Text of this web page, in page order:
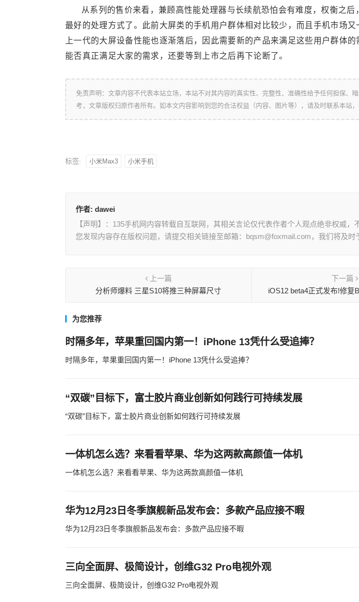
从系列的售价来看，兼顾高性能处理器与长续航恐怕会有难度，权衡之后
最好的处理方式了。此前大屏类的手机用户群体相对比较少，而且手机市场又
上一代的大屏设备性能也逐渐落后，因此需要新的产品来满足这些用户群体
能否真正满足大家的需求，还要等到上市之后再下论断了。
免责声明：文章内容不代表本站立场，本站不对其内容的真实性、完整性、准确性给予任何担保、
考，文章版权归原作者所有。如本文内容影响到您的合法权益（内容、图片等），请及时联系本站，
标签: 小米Max3 小米手机
作者: dawei
【声明】：135手机网内容转载自互联网，其相关言论仅代表作者个人观点绝非权威，
您发现内容存在版权问题，请提交相关链接至邮箱：bqsm@foxmail.com，我们将及时
上一篇
分析师爆料 三星S10将推三种屏幕尺寸
下一篇
iOS12 beta4正式发布!修复
为您推荐
时隔多年，苹果重回国内第一！iPhone 13凭什么受追捧？
时隔多年，苹果重回国内第一！iPhone 13凭什么受追捧？
“双碳”目标下，富士胶片商业创新如何践行可持续发展
“双碳”目标下，富士胶片商业创新如何践行可持续发展
一体机怎么选？来看看苹果、华为这两款高颜值一体机
一体机怎么选？来看看苹果、华为这两款高颜值一体机
华为12月23日冬季旗舰新品发布会：多款产品应接不暇
华为12月23日冬季旗舰新品发布会：多款产品应接不暇
三向全面屏、极简设计，创维G32 Pro电视外观
三向全面屏、极简设计，创维G32 Pro电视外观